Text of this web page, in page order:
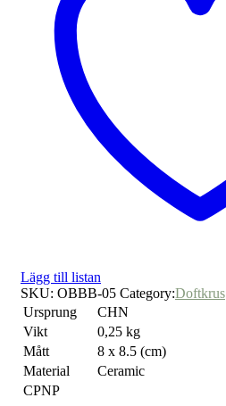
Lägg till listan
SKU: OBBB-05 Category:Doftkrus
Ursprung
CHN
Vikt
0,25 kg
Mått
8 x 8.5 (cm)
Material
Ceramic
CPNP